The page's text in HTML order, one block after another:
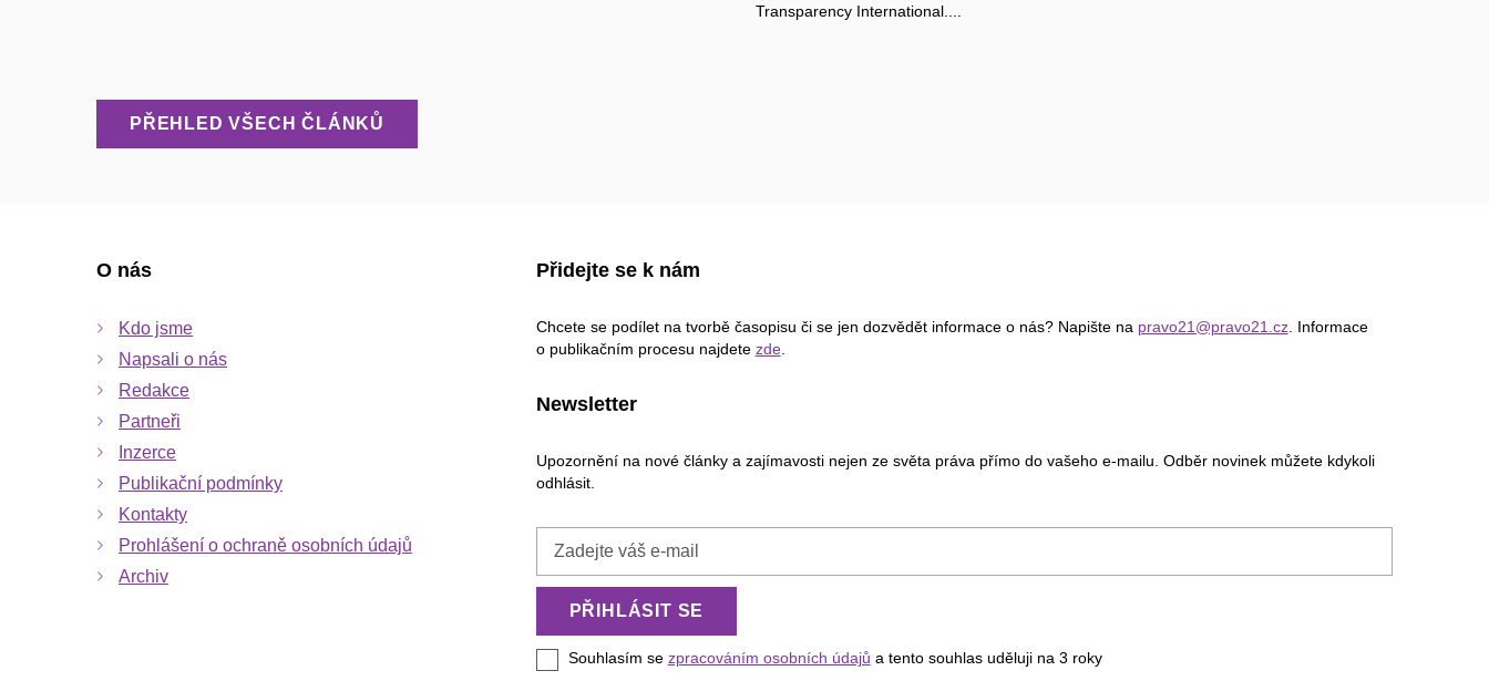
Transparency International....
PŘEHLED VŠECH ČLÁNKŮ
O nás
Kdo jsme
Napsali o nás
Redakce
Partneři
Inzerce
Publikační podmínky
Kontakty
Prohlášení o ochraně osobních údajů
Archiv
Přidejte se k nám
Chcete se podílet na tvorbě časopisu či se jen dozvědět informace o nás? Napište na pravo21@pravo21.cz. Informace
o publikačním procesu najdete zde.
Newsletter
Upozornění na nové články a zajímavosti nejen ze světa práva přímo do vašeho e-mailu. Odběr novinek můžete kdykoli
odhlásit.
e-
PŘIHLÁSIT SE
Souhlasím se zpracováním osobních údajů a tento souhlas uděluji na 3 roky